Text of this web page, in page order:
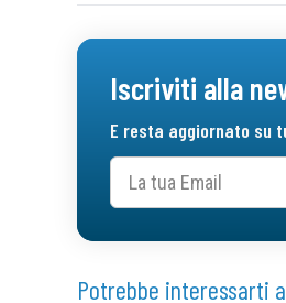
Iscriviti alla
E resta aggiornato su
Potrebbe interessarti